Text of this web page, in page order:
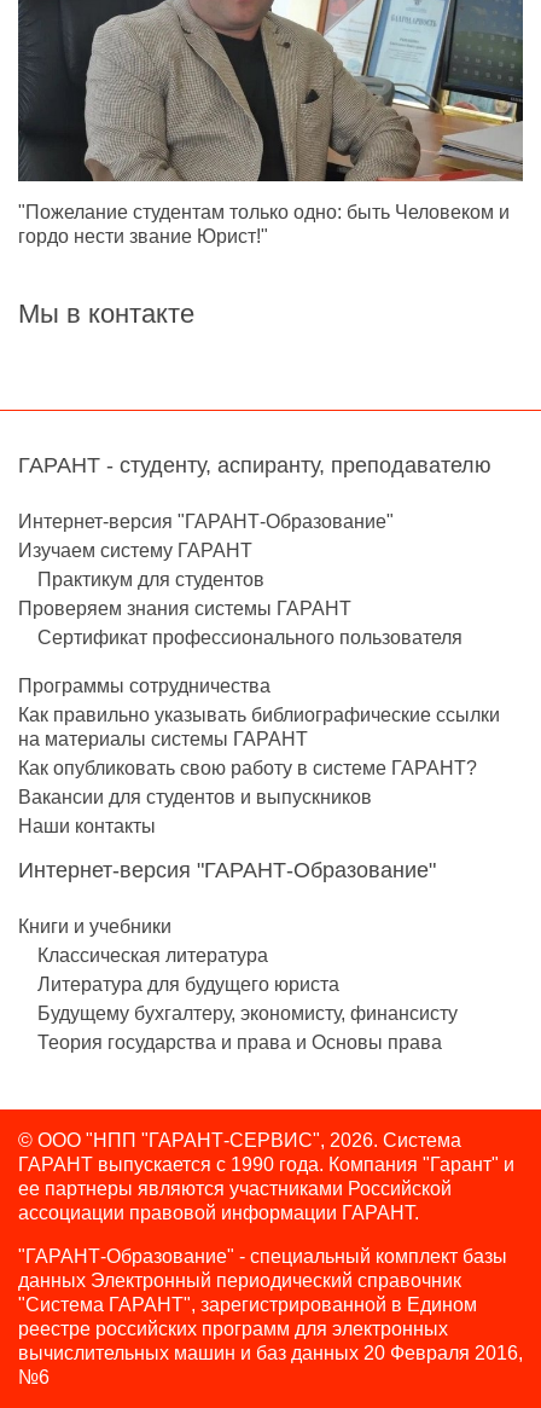
"Пожелание студентам только одно: быть Человеком и
гордо нести звание Юрист!"
Мы в контакте
ГАРАНТ - студенту, аспиранту, преподавателю
Интернет-версия "ГАРАНТ-Образование"
Изучаем систему ГАРАНТ
Практикум для студентов
Проверяем знания системы ГАРАНТ
Сертификат профессионального пользователя
Программы сотрудничества
Как правильно указывать библиографические ссылки
на материалы системы ГАРАНТ
Как опубликовать свою работу в системе ГАРАНТ?
Вакансии для студентов и выпускников
Наши контакты
Интернет-версия "ГАРАНТ-Образование"
Книги и учебники
Классическая литература
Литература для будущего юриста
Будущему бухгалтеру, экономисту, финансисту
Теория государства и права и Основы права
© ООО "НПП "ГАРАНТ-СЕРВИС", 2026. Система
ГАРАНТ выпускается с 1990 года. Компания "Гарант" и
ее партнеры являются участниками Российской
ассоциации правовой информации ГАРАНТ.
"ГАРАНТ-Образование" - специальный комплект базы
данных Электронный периодический справочник
"Система ГАРАНТ", зарегистрированной в Едином
реестре российских программ для электронных
вычислительных машин и баз данных 20 Февраля 2016,
№6